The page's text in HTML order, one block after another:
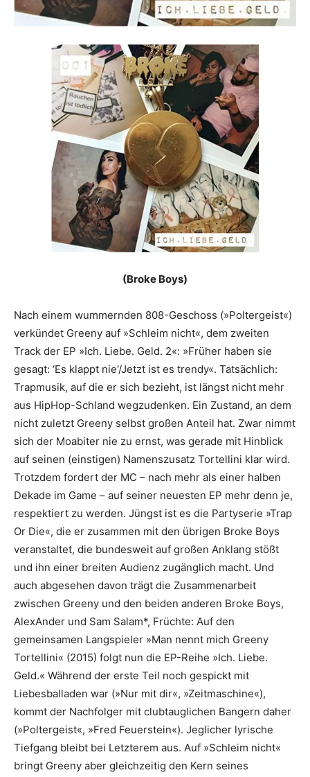
(Broke Boys)
Nach einem wummernden 808-Geschoss (»Poltergeist«)
verkündet Greeny auf »Schleim nicht«, dem zweiten
Track der EP »Ich. Liebe. Geld. 2«: »Früher haben sie
gesagt: ‘Es klappt nie‘/Jetzt ist es trendy«. Tatsächlich:
Trapmusik, auf die er sich bezieht, ist längst nicht mehr
aus HipHop-Schland wegzudenken. Ein Zustand, an dem
nicht zuletzt Greeny selbst großen Anteil hat. Zwar nimmt
sich der Moabiter nie zu ernst, was gerade mit Hinblick
auf seinen (einstigen) Namenszusatz Tortellini klar wird.
Trotzdem fordert der MC – nach mehr als einer halben
Dekade im Game – auf seiner neuesten EP mehr denn je,
respektiert zu werden. Jüngst ist es die Partyserie »Trap
Or Die«, die er zusammen mit den übrigen Broke Boys
veranstaltet, die bundesweit auf großen Anklang stößt
und ihn einer breiten Audienz zugänglich macht. Und
auch abgesehen davon trägt die Zusammenarbeit
zwischen Greeny und den beiden anderen Broke Boys,
AlexAnder und Sam Salam*, Früchte: Auf den
gemeinsamen Langspieler »Man nennt mich Greeny
Tortellini« (2015) folgt nun die EP-Reihe »Ich. Liebe.
Geld.« Während der erste Teil noch gespickt mit
Liebesballaden war (»Nur mit dir«, »Zeitmaschine«),
kommt der Nachfolger mit clubtauglichen Bangern daher
(»Poltergeist«, »Fred Feuerstein«). Jeglicher lyrische
Tiefgang bleibt bei Letzterem aus. Auf »Schleim nicht«
bringt Greeny aber gleichzeitig den Kern seines